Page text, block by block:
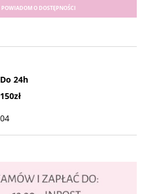
POWIADOM O DOSTĘPNOŚCI
24h